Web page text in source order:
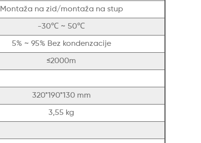
Montaža na zid/montaža na stup
-30℃ ~ 50℃
5% ~ 95% Bez kondenzacije
≤2000m
320*190*130 mm
3,55 kg